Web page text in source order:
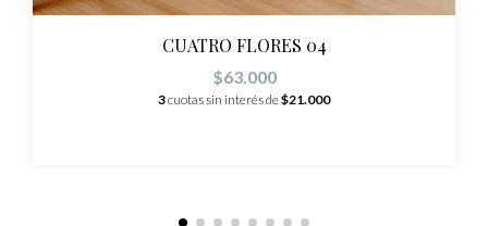
CUATRO FLORES 04
$63.000
3cuotas sin interés de$21.000